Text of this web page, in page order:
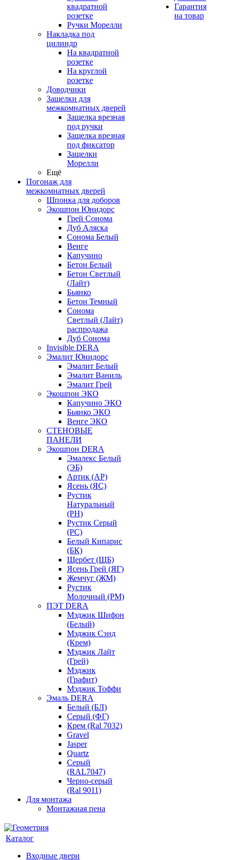
квадратной
розетке
Ручки Морелли
Накладка под
цилиндр
На квадратной
розетке
На круглой
розетке
Доводчики
Защелки для
межкомнатных дверей
Защелка врезная
под ручки
Защелка врезная
под фиксатор
Защелки
Морелли
Ещё
Погонаж для
межкомнатных дверей
Шпонка для доборов
Экошпон Юнидорс
Грей Сонома
Дуб Аляска
Сонома Белый
Венге
Капучино
Бетон Белый
Бетон Светлый
(Лайт)
Бьянко
Бетон Темный
Сонома
Светлый (Лайт)
распродажа
Дуб Сонома
Invisible DERA
Эмалит Юнидорс
Эмалит Белый
Эмалит Ваниль
Эмалит Грей
Экошпон ЭКО
Капучино ЭКО
Бьянко ЭКО
Венге ЭКО
СТЕНОВЫЕ
ПАНЕЛИ
Экошпон DERA
Эмалекс Белый
(ЭБ)
Артик (АР)
Ясень (ЯС)
Рустик
Натуральный
(РН)
Рустик Серый
(РС)
Белый Кипарис
(БК)
Щербет (ЩБ)
Ясень Грей (ЯГ)
Жемчуг (ЖМ)
Рустик
Молочный (РМ)
ПЭТ DERA
Мэджик Шифон
(Белый)
Мэджик Сэнд
(Крем)
Мэджик Лайт
(Грей)
Мэджик
(Графит)
Мэджик Тоффи
Эмаль DERA
Белый (БЛ)
Серый (ФГ)
Крем (Ral 7032)
Gravel
Jasper
Quartz
Серый
(RAL7047)
Черно-серый
(Ral 9011)
Для монтажа
Монтажная пена
Гарантия
на товар
Каталог
Входные двери